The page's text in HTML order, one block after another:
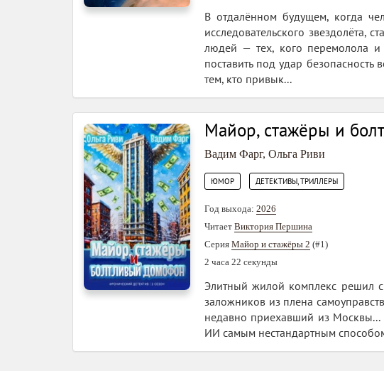
В отдалённом будущем, когда
исследовательского
людей — тех, кого перемолола и
поставить под удар безопасность
тем, кто привык...
Майор, стажёры и
Вадим Фарг, Ольга Риви
ЮМОР ДЕТЕКТИВЫ, ТРИЛЛЕРЫ
Год выхода: 2026
Читает Виктория Першина
Серия Майор и стажёры 2 (#1)
2 часа 22 секунды
Элитный жилой комплекс решил
заложников из плена
недавно приехавший из Москвы...
ИИ самым нестандартным